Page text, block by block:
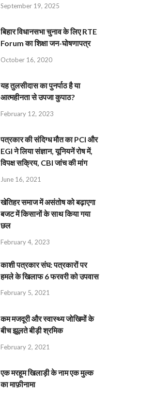
September 19, 2025
बिहार विधानसभा चुनाव के लिए RTE
Forum का शिक्षा जन-घोषणापत्र
October 16, 2020
यह तुलसीदास का पुनर्पाठ है या
आत्महीनता से उपजा कुपाठ?
February 12, 2023
पत्रकार की संदिग्ध मौत का PCI और
EGI ने लिया संज्ञान, यूनियनें रोष में,
विपक्ष सक्रिय, CBI जांच की मांग
June 16, 2021
खेतिहर समाज में असंतोष को बढ़ाएगा
बजट में किसानों के साथ किया गया
छल
February 4, 2023
काशी पत्रकार संघ: पत्रकारों पर
हमले के खिलाफ 6 फरवरी को उपवास
February 5, 2021
कम मजदूरी और स्वास्थ्य जोखिमों के
बीच झूलते बीड़ी श्रमिक
February 2, 2021
एक मरहूम खिलाड़ी के नाम एक मुल्क
का माफ़ीनामा